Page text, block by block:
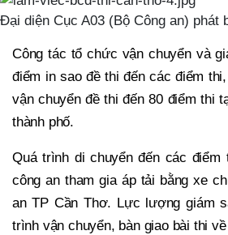
Đại diện Cục A03 (Bộ Công an) phát
Công tác tổ chức vận chuyển và
điểm in sao đề thi đến các điểm
vận chuyển đề thi đến 80 điểm thi
thành phố.
Quá trình di chuyển đến các
công an tham gia áp tải bằng xe
an TP Cần Thơ. Lực lượng giám
trình vận chuyển, bàn giao bài thi